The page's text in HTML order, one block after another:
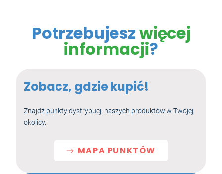
Potrzebujeszwięcej
informacji?
Zobacz, gdzie kupić!
Znajdź punkty dystrybucji naszych produktów w Twojej
okolicy.
MAPA PUNKTÓW